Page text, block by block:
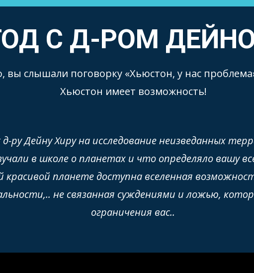
С Д-РОМ
вы слышали поговорку «Хьюстон, у нас
Хьюстон имеет возможность!
ру Дейну Хиру на исследование неизведанных
в школе о планетах и что определяло вашу
красивой планете доступна вселенная
не связанная суждениями и ложью,
ограничения вас..